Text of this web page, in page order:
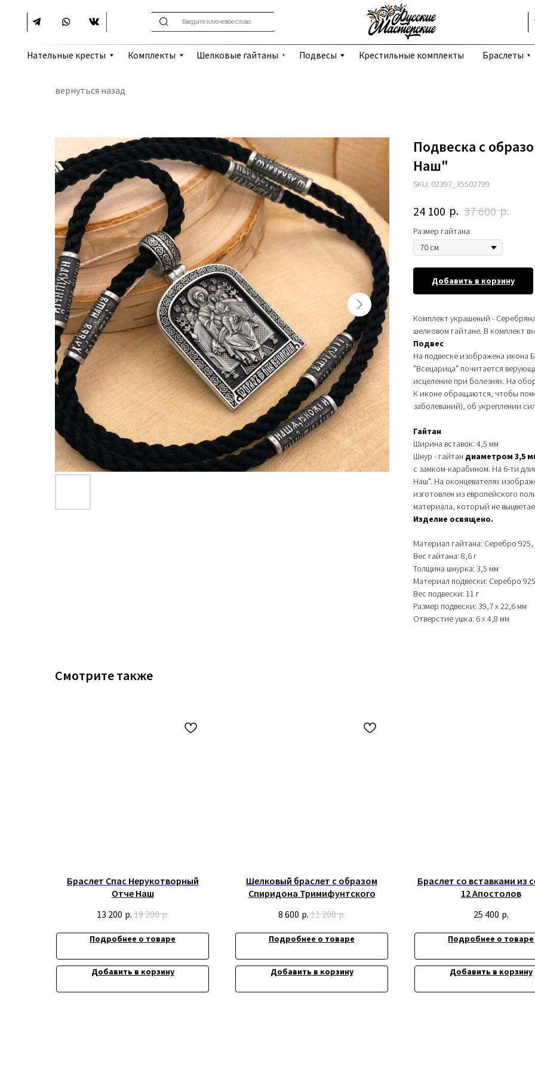
Нательные кресты Комплекты Шелковые гайтаны Подвесы Крестильные комплекты Серьги
Введите ключевое слово
вернуться назад
Подвеска с
Наш"
SKU: 02397_35502799
24 100 р. 37 600 р.
Размер гайтана
Добавить в корзину
Комплект украшений -
шелковом гайтане. В комплект
Подвес
На подвеске изображена
"Всецарица" почитается
исцеление при болезнях. На
К иконе обращаются, чтобы
заболеваний), об укреплении
Гайтан
Ширина вставок: 4,5 мм
Шнур - гайтан диаметром 3,5
с замком-карабином. На 6-ти
Наш". На оконцевателях
изготовлен из европейского
материала, который не
Изделие освящено.
Материал гайтана: Серебро
Вес гайтана: 8,6 г
Толщина шнурка: 3,5 мм
Материал подвески: Серебро 925
Вес подвески: 11 г
Размер подвески: 39,7 х 22,6 мм
Отверстие ушка: 6 х 4,8 мм
Смотрите также
Браслет Спас Нерукотворный
Отче Наш
13 200 р.19 200 р.
Подробнее о товаре
Добавить в корзину
Шелковый браслет с образом
Спиридона Тримифунтского
8 600 р.11 200 р.
Подробнее о товаре
Добавить в корзину
Браслет со вставками из
12 Апостолов
25 400 р.
Подробнее о товаре
Добавить в корзину
Доставка и оплата
ИП Титенков Александр
ИНН: 525813293944